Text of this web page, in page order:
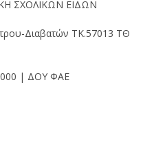
ΣΧΟΛΙΚΩΝ ΕΙΔΩΝ
Διαβατών ΤΚ.57013 ΤΘ
| ΔΟΥ ΦΑΕ